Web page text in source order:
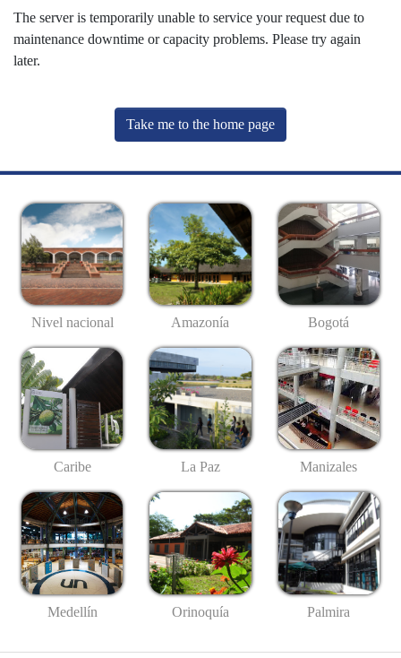
The server is temporarily unable to service your request due to
maintenance downtime or capacity problems. Please try again
later.
Take me to the home page
Nivel nacional Amazonía Bogotá
Caribe La Paz Manizales
Medellín Orinoquía Palmira